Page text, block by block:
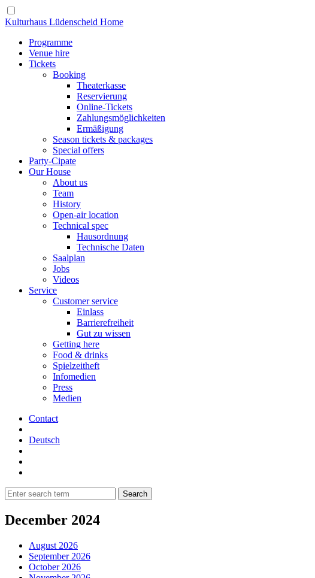
Kulturhaus Lüdenscheid Home
Programme
Venue hire
Tickets
Booking
Theaterkasse
Reservierung
Online-Tickets
Zahlungsmöglichkeiten
Ermäßigung
Season tickets & packages
Special offers
Party-Cipate
Our House
About us
Team
History
Open-air location
Technical spec
Hausordnung
Technische Daten
Saalplan
Jobs
Videos
Service
Customer service
Einlass
Barrierefreiheit
Gut zu wissen
Getting here
Food & drinks
Spielzeitheft
Infomedien
Press
Medien
Contact
Deutsch
December 2024
August 2026
September 2026
October 2026